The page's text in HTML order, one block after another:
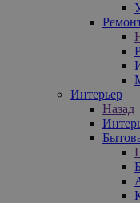
Интерьер
Назад